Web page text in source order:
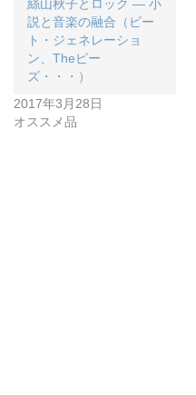
絲山秋子とロック ― 小
説と音楽の融合（ビー
ト・ジェネレーショ
ン、Theピー
ズ・・・）
2017年3月28日
オススメ品